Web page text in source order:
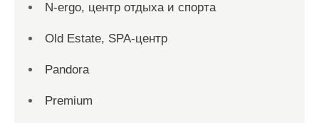
N-ergo, центр отдыха и спорта
Old Estate, SPA-центр
Pandora
Premium